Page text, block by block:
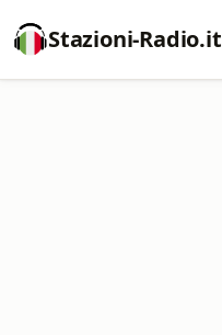
Stazioni-Radio.it